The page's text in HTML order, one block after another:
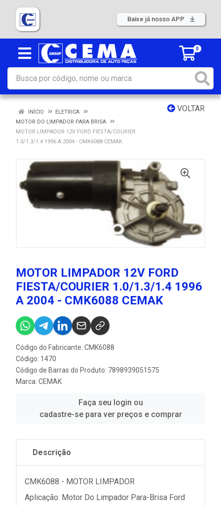
Baixe já nosso APP
0
VOLTAR
INÍCIO
ELETRICA
MOTOR DO LIMPADOR PARA BRISA
MOTOR LIMPADOR 12V FORD FIESTA/COURIER
1.0/1.3/1.4 1996 A 2004 - CMK6088 CEMAK
MOTOR LIMPADOR 12V FORD
FIESTA/COURIER 1.0/1.3/1.4 1996
A 2004 - CMK6088 CEMAK
Código do Fabricante: CMK6088
Código: 1470
Código de Barras do Produto: 7898939051575
Marca: CEMAK
Faça seu login ou
cadastre-se para ver preços e comprar
Descrição
CMK6088 - MOTOR LIMPADOR
Aplicação: Motor Do Limpador Para-Brisa Ford